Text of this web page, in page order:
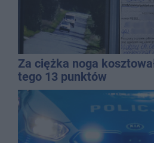
Za ciężka noga
tego 13 punktów